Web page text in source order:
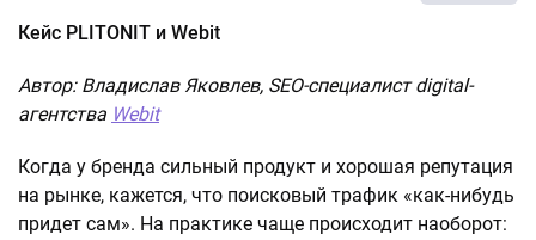
Кейс PLITONIT и Webit
Автор: Владислав Яковлев, SEO-специалист digital-
агентства Webit
Когда у бренда сильный продукт и хорошая репутация
на рынке, кажется, что поисковый трафик «как-нибудь
придет сам». На практике чаще происходит наоборот: